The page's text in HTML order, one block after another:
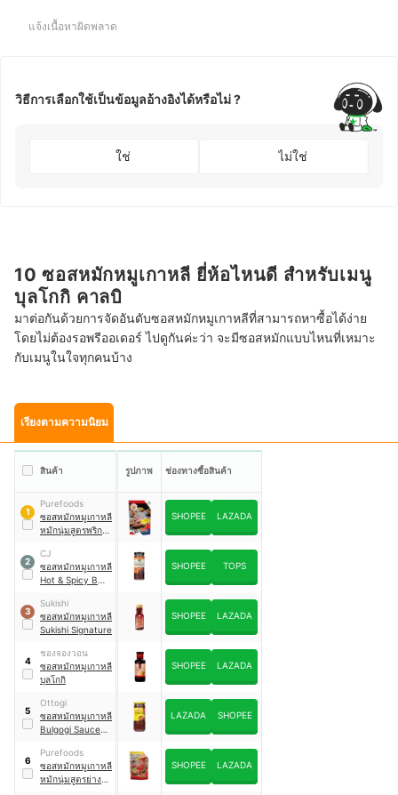
แจ้งเนื้อหาผิดพลาด
วิธีการเลือกใช้เป็นข้อมูลอ้างอิงได้หรือไม่ ?
ใช่ ไม่ใช่
10 ซอสหมักหมูเกาหลี ยี่ห้อไหนดี สำหรับเมนู
บุลโกกิ คาลบิ
มาต่อกันด้วยการจัดอันดับซอสหมักหมูเกาหลีที่สามารถหาซื้อได้ง่าย
โดยไม่ต้องรอพรีออเดอร์ ไปดูกันค่ะว่า จะมีซอสหมักแบบไหนที่เหมาะ
กับเมนูในใจทุกคนบ้าง
เรียงตามความนิยม
สินค้า รูปภาพ ช่องทางซื้อสินค้า
1
Purefoods
ซอสหมักหมูเกาหลี
หมักนุ่มสูตรพริก
SHOPEE LAZADA
2
CJ
ซอสหมักหมูเกาหลี
Hot & Spicy BBQ
SHOPEE TOPS
3
Sukishi
ซอสหมักหมูเกาหลี
Sukishi Signature
SHOPEE LAZADA
4
ชองจองวอน
ซอสหมักหมูเกาหลี
บุลโกกิ
SHOPEE LAZADA
5
Ottogi
ซอสหมักหมูเกาหลี
Bulgogi Sauce
LAZADA SHOPEE
6
Purefoods
ซอสหมักหมูเกาหลี
หมักนุ่มสูตรย่าง
SHOPEE LAZADA